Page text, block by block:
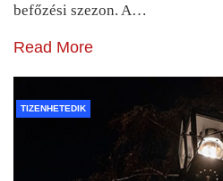
befőzési szezon. A…
Read More
TIZENHETEDIK